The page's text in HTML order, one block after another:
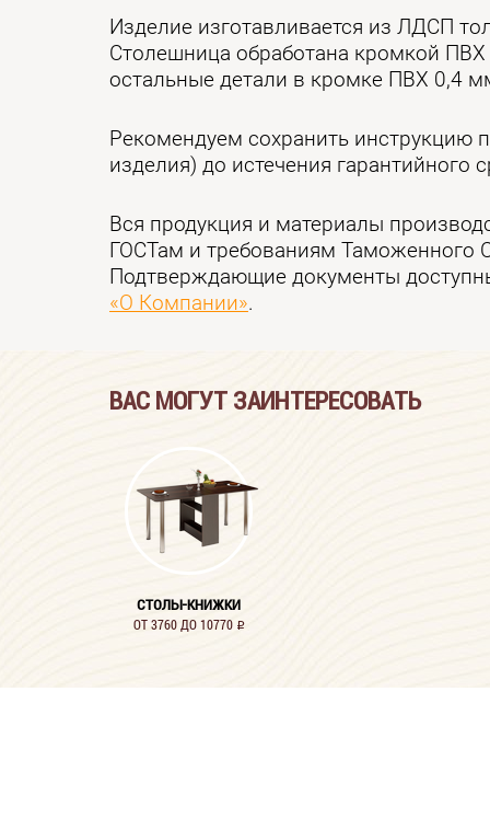
Изделие изготавливается из ЛДСП
Столешница обработана кромкой
остальные детали в кромке ПВХ 0,4
Рекомендуем сохранить инструкцию
изделия) до истечения гарантийного
Вся продукция и материалы
ГОСТам и требованиям Таможенного
Подтверждающие документы
«О Компании».
ВАС МОГУТ ЗАИНТЕРЕСОВАТЬ
СТОЛЫ-КНИЖКИ
ОТ 3760 ДО 10770 i